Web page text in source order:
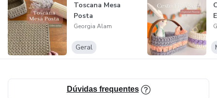
Toscana Mesa
Posta
Georgia Alam
Geral
Dúvidas frequentes